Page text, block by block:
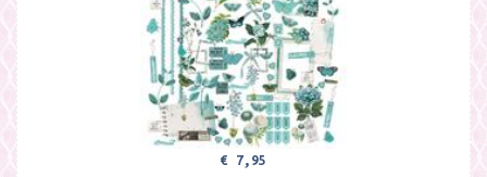
€ 7,95